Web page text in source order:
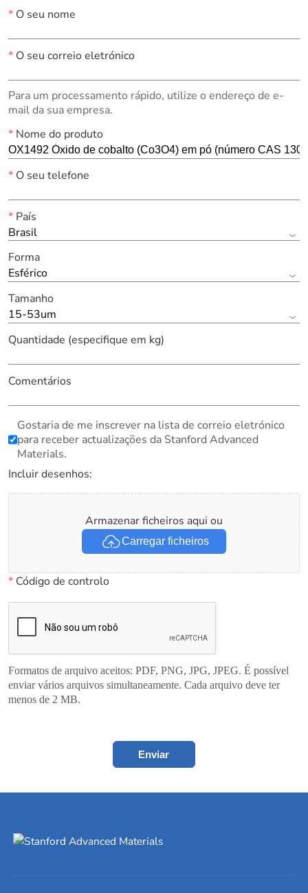
*O seu nome
*O seu correio eletrónico
Para um processamento rápido, utilize o endereço de e-
mail da sua empresa.
*Nome do produto
*O seu telefone
*País
Brasil
Forma
Esférico
Tamanho
15-53um
Quantidade (especifique em kg)
Comentários
Gostaria de me inscrever na lista de correio eletrónico
para receber actualizações da Stanford Advanced
Materials.
Incluir desenhos:
Armazenar ficheiros aqui ou
Carregar ficheiros
*Código de controlo
Formatos de arquivo aceitos: PDF, PNG, JPG, JPEG. É possível
enviar vários arquivos simultaneamente. Cada arquivo deve ter
menos de 2 MB.
Enviar